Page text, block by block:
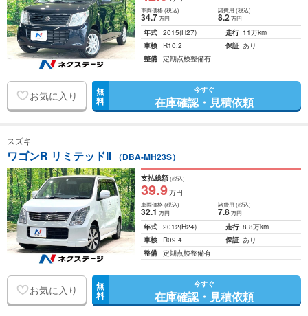
車両価格(税込)
34.7万円
諸費用 (税込)
8.2 万円
年式 2015(H27) 走行 11万km
車検
R10.2 保証 あり
整備 定期点検整備有
お気に入り 無
料
今すぐ
在庫確認・見積依頼
スズキ
ワゴンR リミテッドII （DBA-MH23S）
支払総額(税込)
39.9万円
車両価格(税込)
32.1万円
諸費用 (税込)
7.8 万円
年式 2012(H24) 走行 8.8万km
車検
R09.4 保証 あり
整備 定期点検整備有
お気に入り 無
料
今すぐ
在庫確認・見積依頼